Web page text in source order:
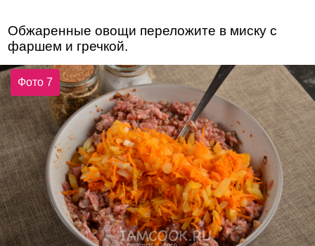
Обжаренные овощи переложите в миску с
фаршем и гречкой.
Фото 7